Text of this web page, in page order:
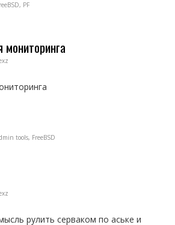
, PF
tools, FreeBSD
рулить серваком по аське и